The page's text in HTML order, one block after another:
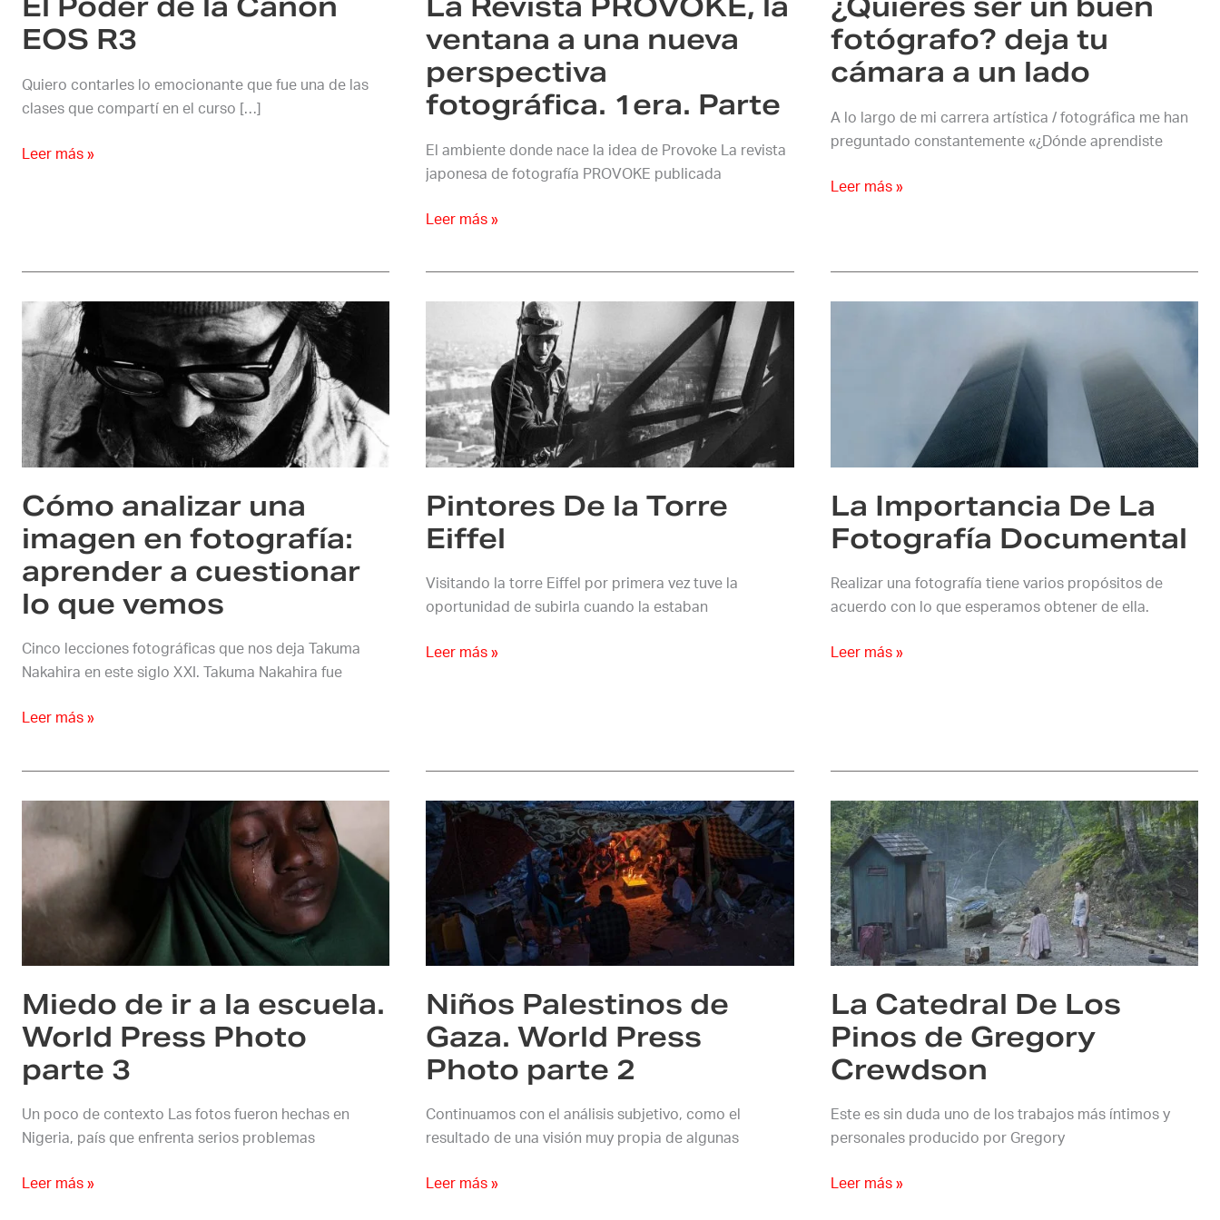
EOS R3
Quiero contarles lo emocionante que fue una de las
clases que compartí en el curso […]
Leer más »
ventana a una nueva
perspectiva
fotográfica. 1era. Parte
El ambiente donde nace la idea de Provoke La revista
japonesa de fotografía PROVOKE publicada
1era.
Parte
Leer más »
fotógrafo? deja tu
cámara a un lado
A lo largo de mi carrera artística / fotográfica me han
preguntado constantemente «¿Dónde aprendiste
un
lado
Leer más »
Cómo analizar una
imagen en fotografía:
aprender a cuestionar
lo que vemos
Cinco lecciones fotográficas que nos deja Takuma
Nakahira en este siglo XXI. Takuma Nakahira fue
Cómo
analizar
una
imagen
en
fotografía:
aprender
cuestionar
lo
que
vemos
Leer más »
Pintores De la Torre
Eiffel
Visitando la torre Eiffel por primera vez tuve la
oportunidad de subirla cuando la estaban
la
Torre
Eiffel
Leer más »
La Importancia De La
Fotografía Documental
Realizar una fotografía tiene varios propósitos de
acuerdo con lo que esperamos obtener de ella.
Leer más »
Miedo de ir a la escuela.
World Press Photo
parte 3
Un poco de contexto Las fotos fueron hechas en
Nigeria, país que enfrenta serios problemas
la
Photo
parte
3
Leer más »
Niños Palestinos de
Gaza. World Press
Photo parte 2
Continuamos con el análisis subjetivo, como el
resultado de una visión muy propia de algunas
Niños
Palestinos
de
Gaza.
World
Press
Photo
2
Leer más »
La Catedral De Los
Pinos de Gregory
Crewdson
Este es sin duda uno de los trabajos más íntimos y
personales producido por Gregory
La
Catedral
De
Los
Pinos
de
Gregory
Leer más »